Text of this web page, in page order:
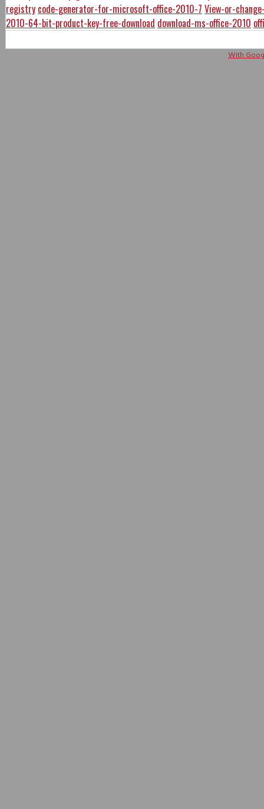
registry code-generator-for-microsoft-office-2010-7 View-or-
2010-64-bit-product-key-free-download download-ms-office-2010
With